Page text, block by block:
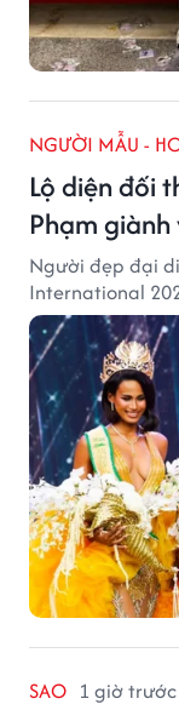
NGƯỜI MẪU -
Lộ diện đối
Phạm
Người đẹp đại
International
SAO 1 giờ trước